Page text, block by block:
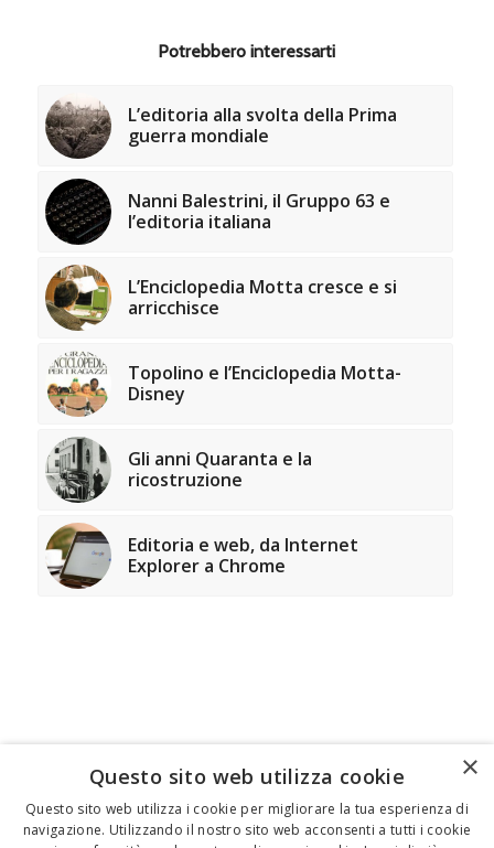
Potrebbero interessarti
L’editoria alla svolta della Prima
guerra mondiale
Nanni Balestrini, il Gruppo 63 e
l’editoria italiana
L’Enciclopedia Motta cresce e si
arricchisce
Topolino e l’Enciclopedia Motta-
Disney
Gli anni Quaranta e la
ricostruzione
Editoria e web, da Internet
Explorer a Chrome
FEDERICO MOTTA EDITORE
02 300761–info@mottaeditore.it– 08233380966 –
×
Questo sito web utilizza cookie
Questo sito web utilizza i cookie per migliorare la tua esperienza di
navigazione. Utilizzando il nostro sito web acconsenti a tutti i cookie